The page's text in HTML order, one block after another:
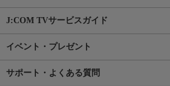
J:COM TVサービスガイド
イベント・プレゼント
サポート・よくある質問